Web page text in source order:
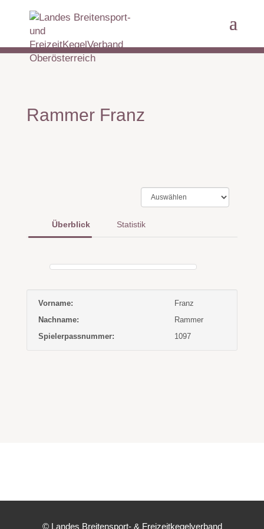
Rammer Franz
Überblick Statistik
Vorname:
Franz
Nachname:
Rammer
Spielerpassnummer:
1097
© Landes Breitensport- & Freizeitkegelverband